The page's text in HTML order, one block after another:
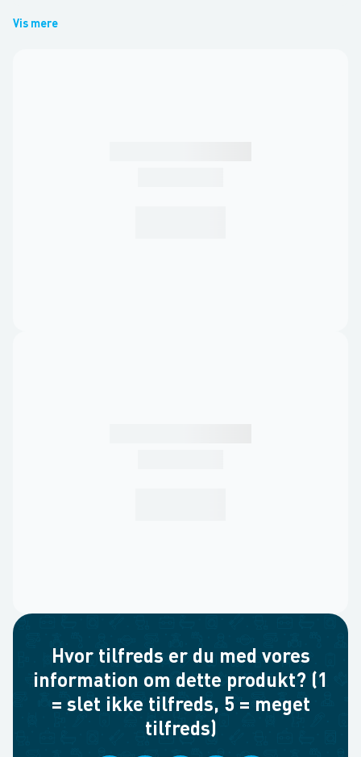
Vis mere
Hvor tilfreds er du med vores
information om dette produkt? (1
= slet ikke tilfreds, 5 = meget
tilfreds)